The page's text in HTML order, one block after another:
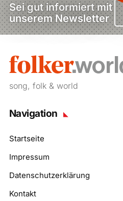
Sei gut informiert mit
unserem Newsletter
song, folk & world
Navigation
Startseite
Impressum
Datenschutzerklärung
Kontakt